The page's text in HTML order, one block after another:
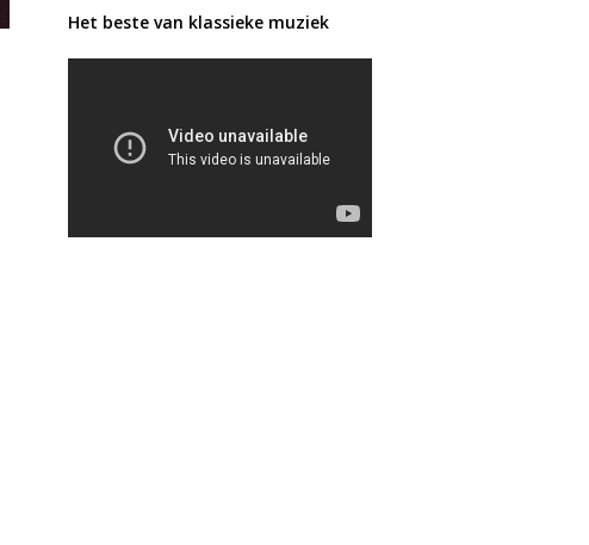
Het beste van klassieke muziek